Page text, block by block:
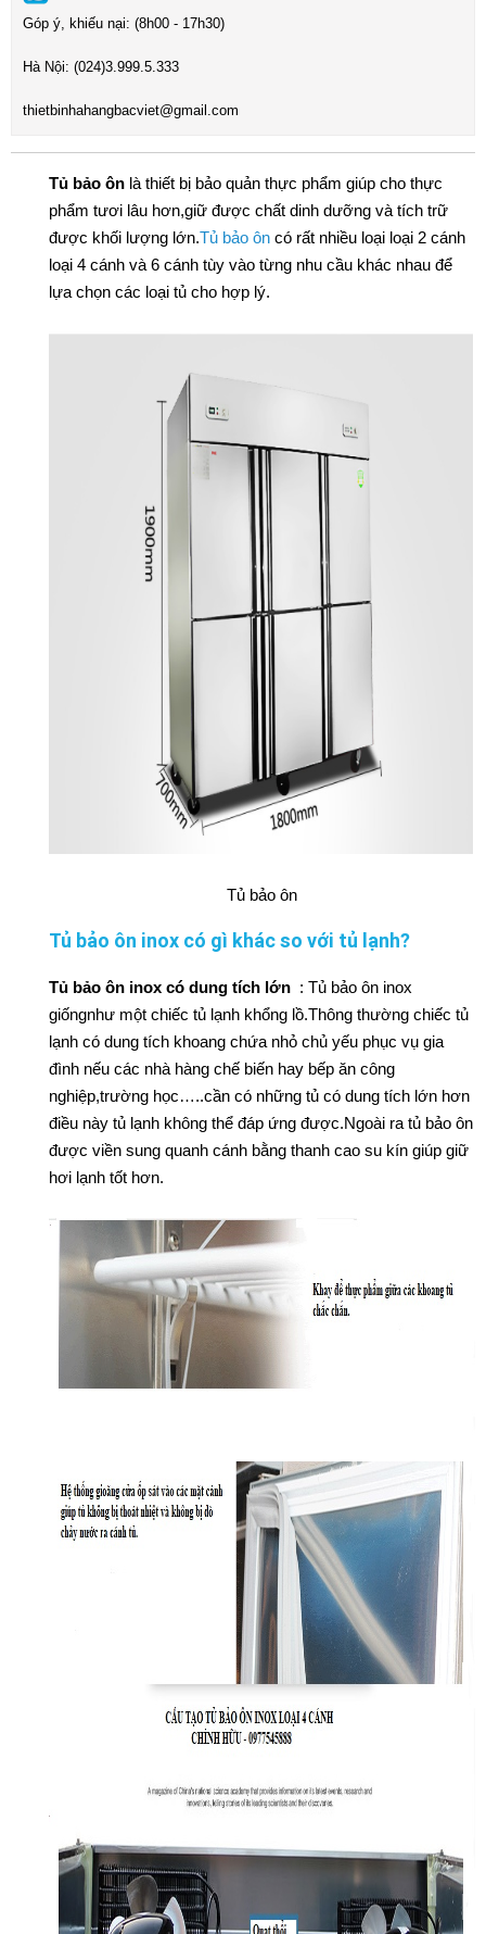
Góp ý, khiếu nại: (8h00 - 17h30)
Hà Nội: (024)3 .999.5.333
thietbinhahangbacviet@gmail.com
Tủ bảo ôn là thiết bị bảo quản thực phẩm giúp cho thực
phẩm tươi lâu hơn,giữ được chất dinh dưỡng và tích trữ
được khối lượng lớn.Tủ bảo ôn có rất nhiều loại loại 2 cánh
loại 4 cánh và 6 cánh tùy vào từng nhu cầu khác nhau để
lựa chọn các loại tủ cho hợp lý.
Tủ bảo ôn
Tủ bảo ôn inox có gì khác so với tủ lạnh?
Tủ bảo ôn inox có dung tích lớn : Tủ bảo ôn inox
giốngnhư một chiếc tủ lạnh khổng lồ.Thông thường chiếc tủ
lạnh có dung tích khoang chứa nhỏ chủ yếu phục vụ gia
đình nếu các nhà hàng chế biến hay bếp ăn công
nghiệp,trường học…..cần có những tủ có dung tích lớn hơn
điều này tủ lạnh không thể đáp ứng được.Ngoài ra tủ bảo ôn
được viền sung quanh cánh bằng thanh cao su kín giúp giữ
hơi lạnh tốt hơn.